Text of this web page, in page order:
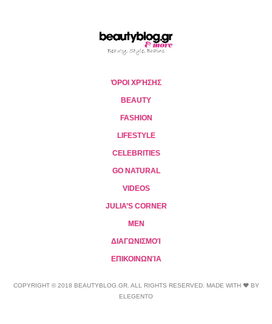
ΌΡΟΙ ΧΡΉΣΗΣ
BEAUTY
FASHION
LIFESTYLE
CELEBRITIES
GO NATURAL
VIDEOS
JULIA’S CORNER
MEN
ΔΙΑΓΩΝΙΣΜΟΊ
ΕΠΙΚΟΙΝΩΝΊΑ
COPYRIGHT © 2018 BEAUTYBLOG.GR. ALL RIGHTS RESERVED. MADE WITH ❤ BY
ELEGENTO